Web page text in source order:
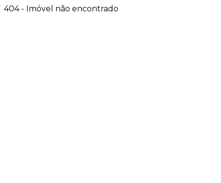
404 - Imóvel não encontrado